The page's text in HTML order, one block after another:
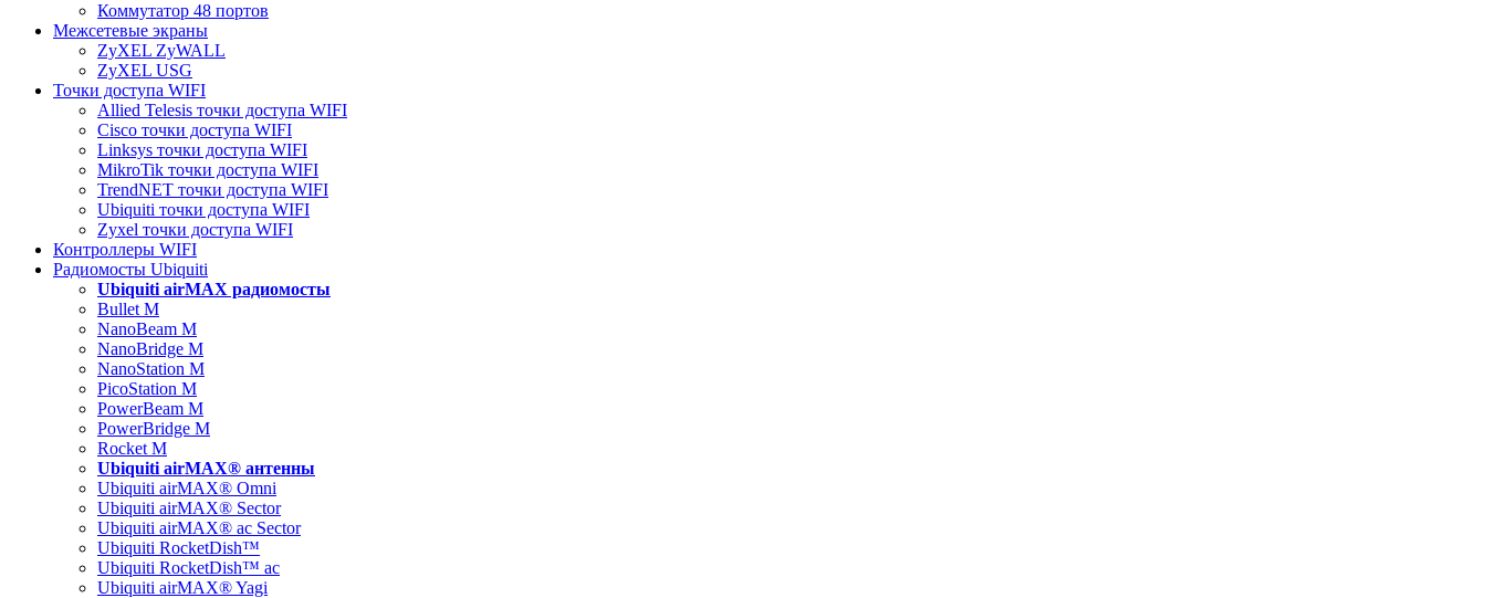
Коммутатор 48 портов
Межсетевые экраны
ZyXEL ZyWALL
ZyXEL USG
Точки доступа WIFI
Allied Telesis точки доступа WIFI
Cisco точки доступа WIFI
Linksys точки доступа WIFI
MikroTik точки доступа WIFI
TrendNET точки доступа WIFI
Ubiquiti точки доступа WIFI
Zyxel точки доступа WIFI
Контроллеры WIFI
Радиомосты Ubiquiti
Ubiquiti airMAX радиомосты
Bullet M
NanoBeam M
NanoBridge M
NanoStation M
PicoStation M
PowerBeam M
PowerBridge M
Rocket M
Ubiquiti airMAX® антенны
Ubiquiti airMAX® Omni
Ubiquiti airMAX® Sector
Ubiquiti airMAX® ac Sector
Ubiquiti RocketDish™
Ubiquiti RocketDish™ ac
Ubiquiti airMAX® Yagi